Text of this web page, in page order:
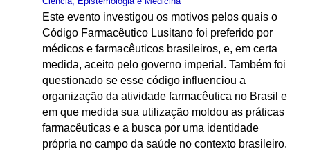
Este evento investigou os motivos pelos quais o
Código Farmacêutico Lusitano foi preferido por
médicos e farmacêuticos brasileiros, e, em certa
medida, aceito pelo governo imperial. Também foi
questionado se esse código influenciou a
organização da atividade farmacêutica no Brasil e
em que medida sua utilização moldou as práticas
farmacêuticas e a busca por uma identidade
própria no campo da saúde no contexto brasileiro.